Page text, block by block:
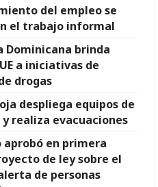
del empleo se
el trabajo informal
Dominicana brinda
a iniciativas de
drogas
despliega equipos de
realiza evacuaciones
aprobó en primera
de ley sobre el
de personas